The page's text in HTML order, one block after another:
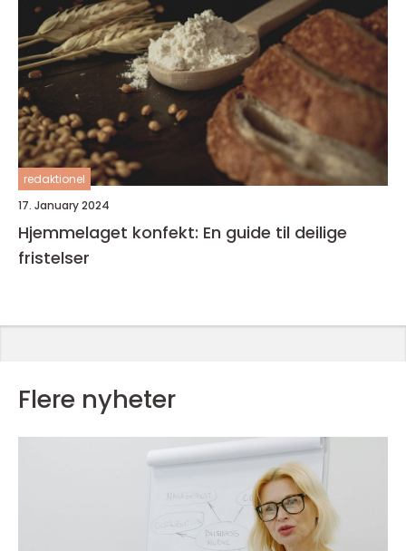
redaktionel
17. January 2024
Hjemmelaget konfekt: En guide til deilige
fristelser
Flere nyheter